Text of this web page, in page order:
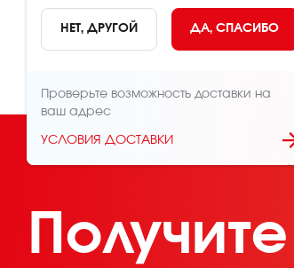
НЕТ, ДРУГОЙ ДА, СПАСИБО
Проверьте возможность доставки на
ваш адрес
УСЛОВИЯ ДОСТАВКИ
Главная Бонусы, программа лояльности
ПРОГРАММА